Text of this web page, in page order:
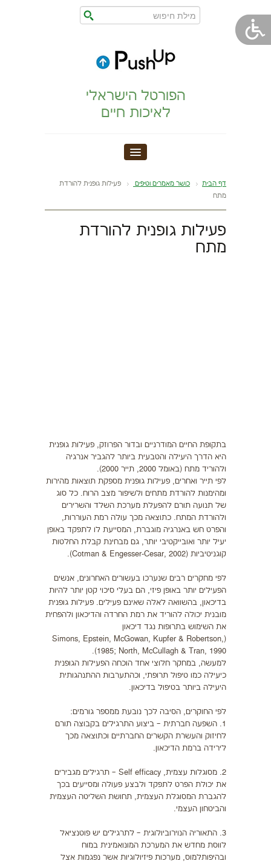
הפורטל הישראלי
לאיכות חיים
חדר כושר
הצהרת נגישות
הריון,לידה,תינוק
צור קשר
דף הבית כושר מאמרים וטיפים
פעילות גופנית להורדת
מתח
פעילות גופנית להורדת
מתח
בתקופת החיים המודרניים ובדור הפרוזק, פעילות גופנית
היא הדרך היעילה והטבעית ביותר להגביר אנרגיה
ולהוריד מתח (באומל 2000, תייר 2000).
לפי תייר ואחרים, פעילות גופנית מספקת תוצאות מהירות
ומהימנות להורדת מתחים ולשיפור מצב הרוח. כל סוג
של תנועה תורם להפעלת מערכת השלד והשרירים
ולהורדת המתח. כתוצאה מכך עולה רמת העוררות,
והפרט חש באנרגיה מוגברת, המסייעת לו לתפקד באופן
יעיל יותר ואובייקטיבי יותר, גם מבחינת קבלת החלטות
קוגניטיביות (Cotman & Engesser-Cesar, 2002).
לפי מחקרים רבים שנערכו בעשורים האחרונים, אנשים
הפעילים יותר באופן פיזי, הם בעלי סיכוי קטן יותר להיות
בדיכאון, בהשוואה לאלה שאינם פעילים. פעילות גופנית
מובנית יכולה להוריד את רמת החרדה והדיכאון ולהפחית
את השימוש בתרופות נגד דיכאון
(Simons, Epstein, McGowan, Kupfer & Robertson,
1985; North, McCullagh & Tran, 1990).
למעשה, במחקר חלוצי אחד הוכחה הפעילות הגופנית
כיעילה כמו טיפול תרופתי, וכהתערבות ההתנהגותית
היעילה ביותר בטיפול בדיכאון.
לפי החוקרים, הסיבה לכך נובעת ממספר גורמים:
1. השפעה חברתית – ביצוע התרגילים בקבוצה תורם
לחיזוק והעשרת הקשרים החברתיים וכתוצאה מכך
לירידה ברמת הדיכאון.
2. מסוגלות עצמית, Self efficacy – תרגילים מגבירים
את יכולת הפרט לתפקד ולבצע פעולה ומסייעים בכך
להגברת המסוגלת העצמית, תחושת השליטה העצמית
והביטחון העצמי.
3. התאוריה הנוירוביולוגית – לתרגילים יש פוטנציאל
לווסת מחדש את המערכת המונואמינית במוח
ובהיפותלמוס, מערכות פיזיולוגיות אשר נפגמות אצל